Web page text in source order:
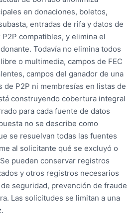
en donaciones, boletos,
entradas de rifa y datos de
compatibles, y elimina el
Todavía no elimina todos
o multimedia, campos de FEC
campos del ganador de una
de P2P ni membresías en listas de
construyendo cobertura integral
para cada fuente de datos
no se describe como
se resuelvan todas las fuentes
al solicitante qué se excluyó o
pueden conservar registros
y otros registros necesarios
seguridad, prevención de fraude
Las solicitudes se limitan a una